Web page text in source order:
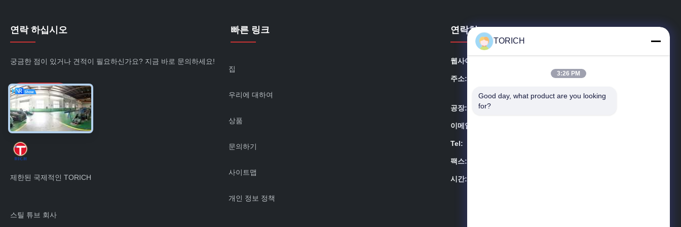
연락 하십시오
궁금한 점이 있거나 견적이 필요하신가요? 지금 바로 문의하세요!
지금 문의
제한된 국제적인 TORICH
스틸 튜브 회사
빠른 링크
집
우리에 대하여
상품
문의하기
사이트맵
개인 정보 정책
연락처
웹사이트:
주소:
스위트 1604-3, 호랑 플라자, #258 다이 유안 로드, 인저
공장:
이메일:
Tel:
팩스:
시간:
TORICH
3:26 PM
Good day, what product are you looking
for?